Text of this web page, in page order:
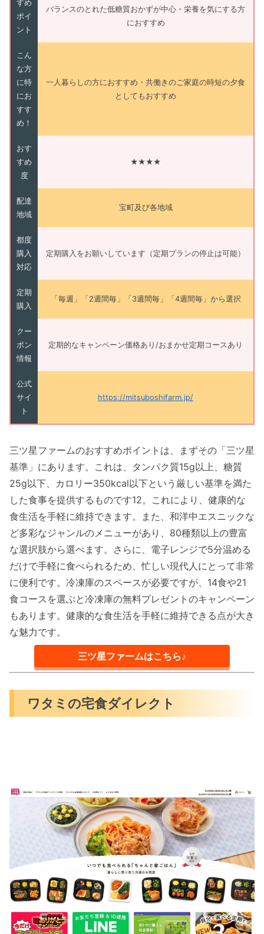
すめ
ポイ
ント
バランスのとれた低糖質おかずが中心・栄養を気にする方
におすすめ
こん
な方
に特
にお
すす
め！
一人暮らしの方におすすめ・共働きのご家庭の時短の夕食
としてもおすすめ
おす
すめ
度
★★★★
配達
地域
宝町及び各地域
都度
購入
対応
定期購入をお願いしています（定期プランの停止は可能）
定期
購入
「毎週」「2週間毎」「3週間毎」「4週間毎」から選択
クー
ポン
情報
定期的なキャンペーン価格あり/おまかせ定期コースあり
公式
サイ
ト
https://mitsuboshifarm.jp/
三ツ星ファームのおすすめポイントは、まずその「三ツ星
基準」にあります。これは、タンパク質15g以上、糖質
25g以下、カロリー350kcal以下という厳しい基準を満た
した食事を提供するものです12。これにより、健康的な
食生活を手軽に維持できます。また、和洋中エスニックな
ど多彩なジャンルのメニューがあり、80種類以上の豊富
な選択肢から選べます。さらに、電子レンジで5分温める
だけで手軽に食べられるため、忙しい現代人にとって非常
に便利です。冷凍庫のスペースが必要ですが、14食や21
食コースを選ぶと冷凍庫の無料プレゼントのキャンペーン
もあります。健康的な食生活を手軽に維持できる点が大き
な魅力です。
三ツ星ファームはこちら♪
ワタミの宅食ダイレクト